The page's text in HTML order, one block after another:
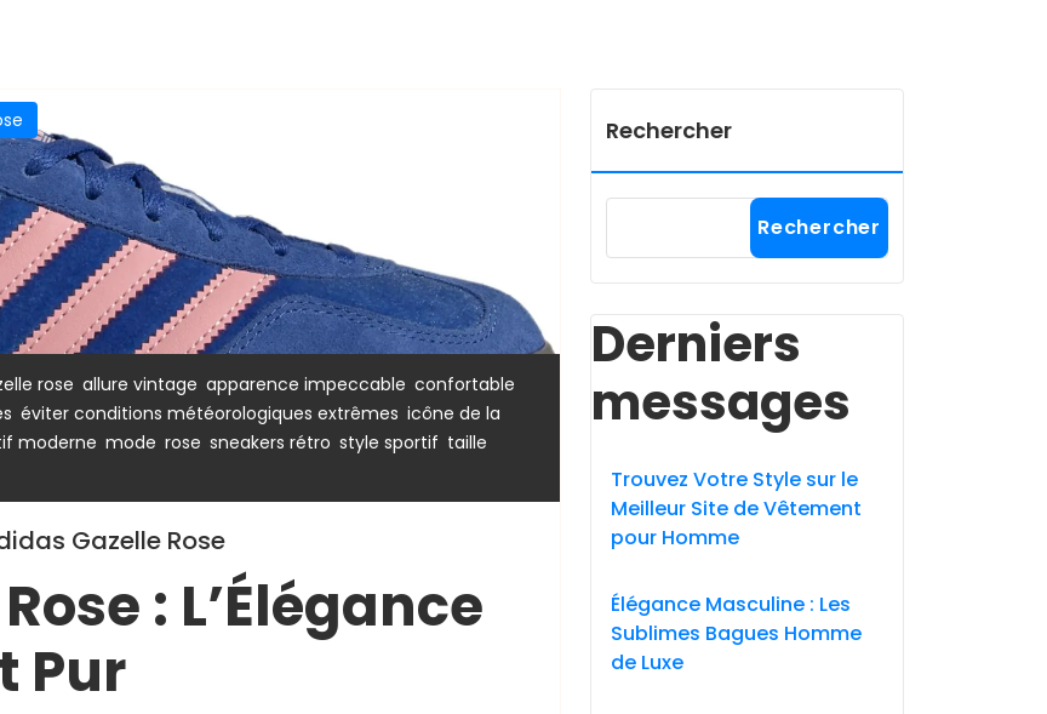
rose allure vintage apparence impeccable confortable
éviter conditions météorologiques extrêmes icône de la
moderne mode rose sneakers rétro style sportif taille
Gazelle Rose
: L’Élégance
Pur
Rechercher
Rechercher
Derniers
messages
Trouvez Votre Style sur le
Meilleur Site de Vêtement
pour Homme
Élégance Masculine : Les
Sublimes Bagues Homme
de Luxe